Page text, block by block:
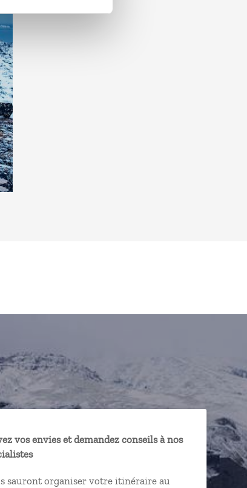
vos envies et demandez conseils à nos
sauront organiser votre itinéraire au